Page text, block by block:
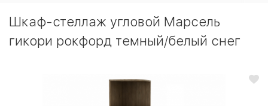
Шкаф-стеллаж угловой Марсель
гикори рокфорд темный/белый снег